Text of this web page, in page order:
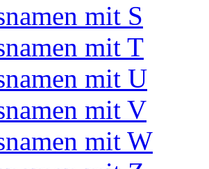
mit S
mit T
mit U
mit V
mit W